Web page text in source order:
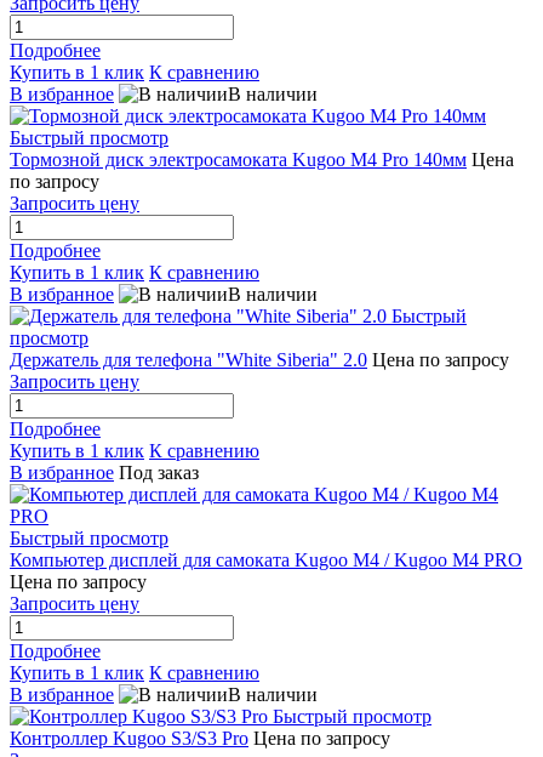
Подробнее
Купить в 1 клик К сравнению
В избранное
В наличии
Быстрый просмотр
Тормозной диск электросамоката Kugoo M4 Pro 140мм Цена
по запросу
Запросить цену
Подробнее
Купить в 1 клик К сравнению
В избранное
В наличии
Быстрый
просмотр
Держатель для телефона "White Siberia" 2.0 Цена по запросу
Запросить цену
Подробнее
Купить в 1 клик К сравнению
В избранное Под заказ
Быстрый просмотр
Компьютер дисплей для самоката Kugoo M4 / Kugoo M4 PRO
Цена по запросу
Запросить цену
Подробнее
Купить в 1 клик К сравнению
В избранное
В наличии
Быстрый просмотр
Контроллер Kugoo S3/S3 Pro Цена по запросу